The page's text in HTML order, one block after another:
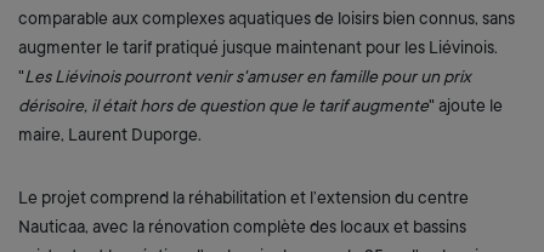
comparable aux complexes aquatiques de loisirs bien connus, sans
augmenter le tarif pratiqué jusque maintenant pour les Liévinois.
"Les Liévinois pourront venir s'amuser en famille pour un prix
dérisoire, il était hors de question que le tarif augmente" ajoute le
maire, Laurent Duporge.
Le projet comprend la réhabilitation et l’extension du centre
Nauticaa, avec la rénovation complète des locaux et bassins